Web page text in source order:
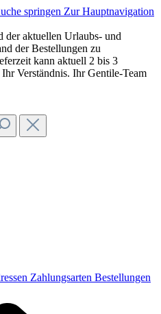
springen Zur Hauptnavigation
aktuellen Urlaubs- und
der Bestellungen zu
kann aktuell 2 bis 3
Verständnis. Ihr Gentile-Team
Zahlungsarten Bestellungen